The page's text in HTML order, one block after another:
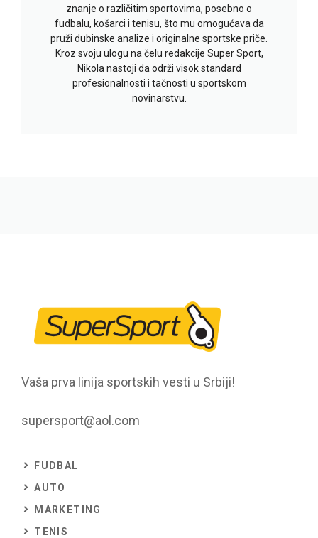
znanje o različitim sportovima, posebno o
fudbalu, košarci i tenisu, što mu omogućava da
pruži dubinske analize i originalne sportske priče.
Kroz svoju ulogu na čelu redakcije Super Sport,
Nikola nastoji da održi visok standard
profesionalnosti i tačnosti u sportskom
novinarstvu.
Vaša prva linija sportskih vesti u Srbiji!
supersport@aol.com
FUDBAL
AUTO
MARKETING
TENIS